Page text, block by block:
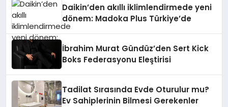
Daikin’den akıllı iklimlendirmede yeni
dönem: Madoka Plus Türkiye’de
İbrahim Murat Gündüz’den Sert Kick
Boks Federasyonu Eleştirisi
Tadilat Sırasında Evde Oturulur mu?
Ev Sahiplerinin Bilmesi Gerekenler